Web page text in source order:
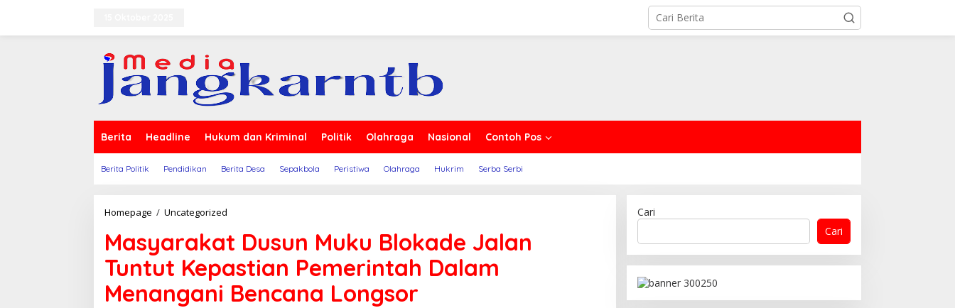
Berita Headline Hukum dan Kriminal Politik Olahraga Nasional Contoh Pos
Berita Politik Pendidikan Berita Desa Sepakbola Peristiwa Olahraga Hukrim Serba Serbi
Homepage / Uncategorized
Muku
Blokade
Jalan
Tuntut
Kepastian
Pemerintah
Masyarakat Dusun Muku Blokade Jalan
Tuntut Kepastian Pemerintah Dalam
Menangani Bencana Longsor
Cari
Cari